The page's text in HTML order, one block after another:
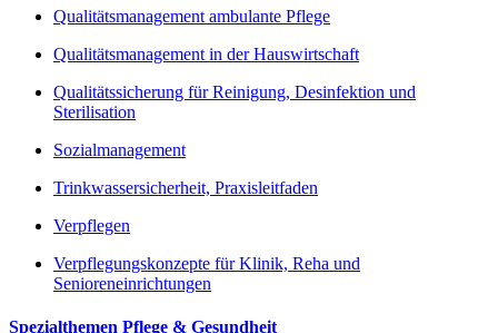
Qualitätsmanagement ambulante Pflege
Qualitätsmanagement in der Hauswirtschaft
Qualitätssicherung für Reinigung, Desinfektion und
Sterilisation
Sozialmanagement
Trinkwassersicherheit, Praxisleitfaden
Verpflegen
Verpflegungskonzepte für Klinik, Reha und
Senioreneinrichtungen
Spezialthemen Pflege & Gesundheit